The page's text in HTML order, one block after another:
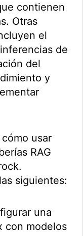
contienen
Otras
el
de
del
y
usar
RAG
siguientes:
una
con modelos